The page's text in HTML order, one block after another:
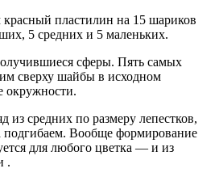
красный пластилин на 15 шариков
5 средних и 5 маленьких.
сферы. Пять самых
сверху шайбы в исходном
окружности.
из средних по размеру лепестков,
подгибаем. Вообще формирование
для любого цветка — и из
.